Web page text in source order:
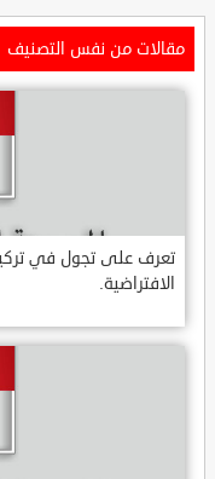
مقالات من نفس التصنيف
تعرف على تجول في
الافتراضية.